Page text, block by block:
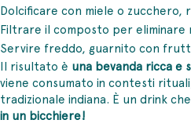
Dolcificare con miele o zucchero,
Filtrare il composto per
Servire freddo, guarnito con
Il risultato è una bevanda ricca e
viene consumato in contesti
tradizionale indiana. È un drink
in un bicchiere!